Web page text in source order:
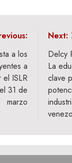
a los
a
el ISLR
31 de
marzo
Next:
Delcy
La
clave